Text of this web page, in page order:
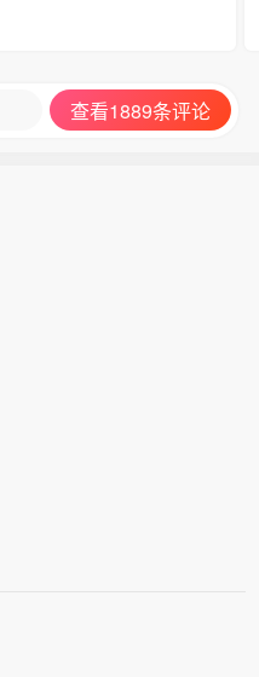
查看1889条评论